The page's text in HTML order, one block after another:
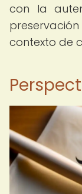
con la
contexto de